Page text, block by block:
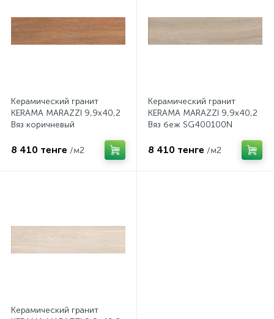
Керамический гранит
KERAMA MARAZZI 9,9х40,2
Вяз коричневый
8 410 тенге /м2
Керамический гранит
KERAMA MARAZZI 9,9х40,2
Вяз беж SG400100N
8 410 тенге /м2
Керамический гранит